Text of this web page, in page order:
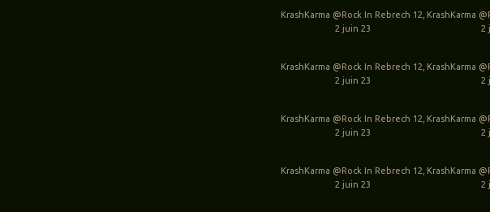
KrashKarma @Rock In Rebrech 12,
2 juin 23
KrashKarma
2
KrashKarma @Rock In Rebrech 12,
2 juin 23
KrashKarma
2
KrashKarma @Rock In Rebrech 12,
2 juin 23
KrashKarma
2
KrashKarma @Rock In Rebrech 12,
2 juin 23
KrashKarma
2